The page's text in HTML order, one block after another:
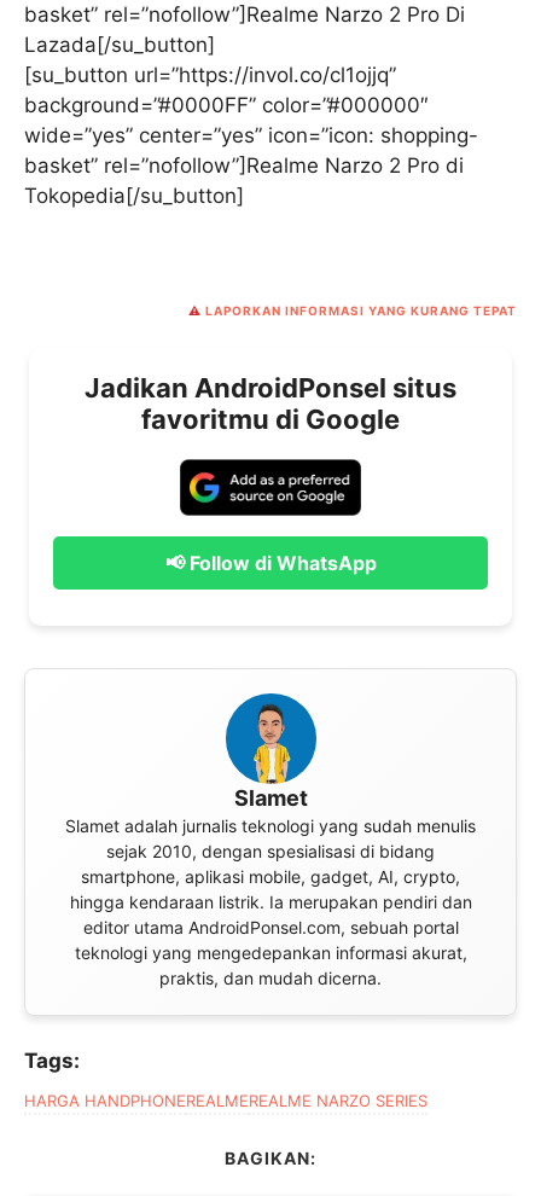
basket” rel=”nofollow”]Realme Narzo 2 Pro Di
Lazada[/su_button]
[su_button url=”https://invol.co/cl1ojjq”
background=”#0000FF” color=”#000000″
wide=”yes” center=”yes” icon=”icon: shopping-
basket” rel=”nofollow”]Realme Narzo 2 Pro di
Tokopedia[/su_button]
⚠️ LAPORKAN INFORMASI YANG KURANG TEPAT
Jadikan AndroidPonsel situs
favoritmu di Google
📢 Follow di WhatsApp
Slamet
Slamet adalah jurnalis teknologi yang sudah menulis
sejak 2010, dengan spesialisasi di bidang
smartphone, aplikasi mobile, gadget, AI, crypto,
hingga kendaraan listrik. Ia merupakan pendiri dan
editor utama AndroidPonsel.com, sebuah portal
teknologi yang mengedepankan informasi akurat,
praktis, dan mudah dicerna.
Tags:
HARGA HANDPHONEREALMEREALME NARZO SERIES
BAGIKAN: